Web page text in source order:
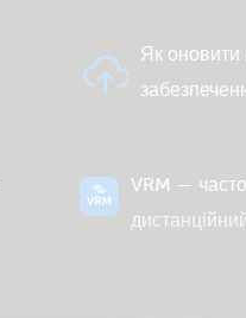
Як
VRM —